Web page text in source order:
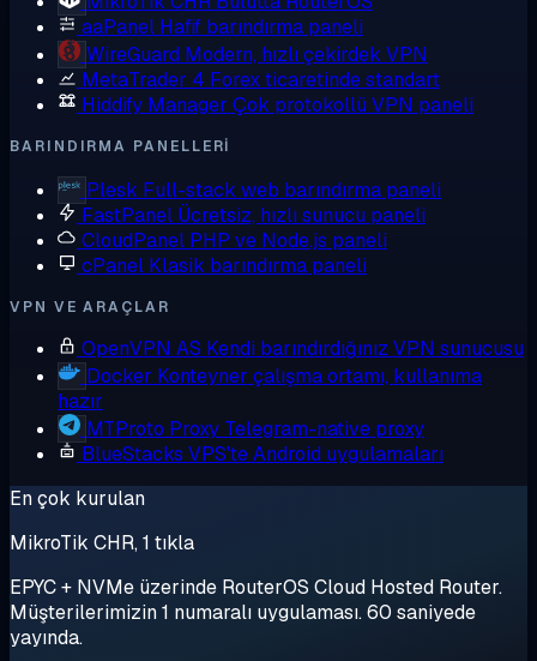
aaPanel Hafif barındırma paneli
WireGuard Modern, hızlı çekirdek VPN
MetaTrader 4 Forex ticaretinde standart
Hiddify Manager Çok protokollü VPN paneli
BARINDIRMA PANELLERI
Plesk Full-stack web barındırma paneli
FastPanel Ücretsiz, hızlı sunucu paneli
CloudPanel PHP ve Node.js paneli
cPanel Klasik barındırma paneli
VPN VE ARAÇLAR
OpenVPN AS Kendi barındırdığınız VPN sunucusu
Docker Konteyner çalışma ortamı, kullanıma
hazır
MTProto Proxy Telegram-native proxy
BlueStacks VPS'te Android uygulamaları
En çok kurulan
MikroTik CHR, 1 tıkla
EPYC + NVMe üzerinde RouterOS Cloud Hosted Router.
Müşterilerimizin 1 numaralı uygulaması. 60 saniyede
yayında.